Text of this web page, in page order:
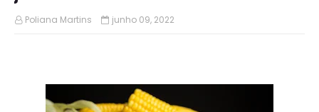
Poliana Martins junho 09, 2022